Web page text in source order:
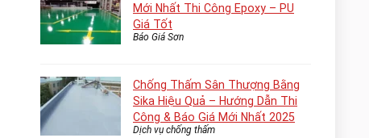
Mới Nhất Thi Công Epoxy – PU
Giá Tốt
Báo Giá Sơn
Chống Thấm Sân Thượng Bằng
Sika Hiệu Quả – Hướng Dẫn Thi
Công & Báo Giá Mới Nhất 2025
Dịch vụ chống thấm